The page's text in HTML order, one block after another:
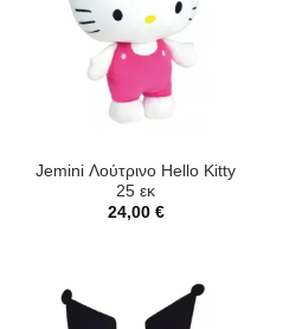
Jemini Λούτρινο Hello Kitty
25 εκ
24,00 €